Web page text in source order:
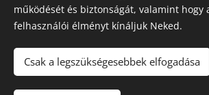
Honlap tulajdonos:Hédervár Község
Adatvédelmi tájékoztató
Készítő:Mészáros Bott
működését és biztonságát, valamint hogy
felhasználói élményt kínáljuk Neked.
Csak a legszükségesebbek elfogadása